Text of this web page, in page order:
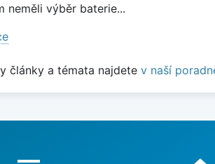
neměli výběr baterie...
články a témata najdete v naší